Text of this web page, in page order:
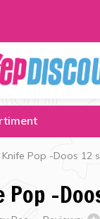
Knife Pop -Doos 12
Pop -